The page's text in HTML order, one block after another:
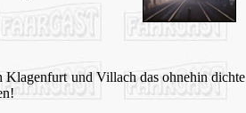
und Villach das ohnehin dichte